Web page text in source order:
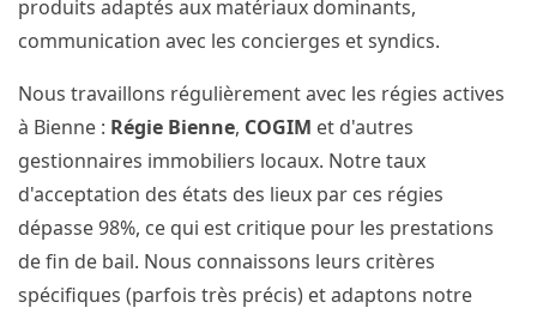
produits adaptés aux matériaux dominants,
communication avec les concierges et syndics.
Nous travaillons régulièrement avec les régies actives
à Bienne : Régie Bienne, COGIM et d'autres
gestionnaires immobiliers locaux. Notre taux
d'acceptation des états des lieux par ces régies
dépasse 98%, ce qui est critique pour les prestations
de fin de bail. Nous connaissons leurs critères
spécifiques (parfois très précis) et adaptons notre